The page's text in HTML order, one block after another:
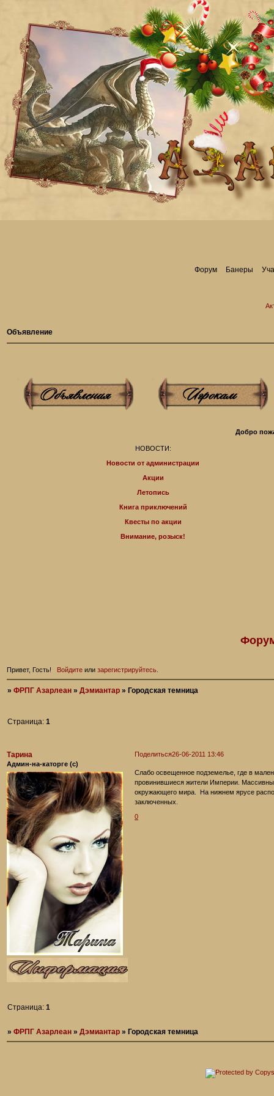
Форум Банеры
Объявление
Добро
НОВОСТИ:
Новости от администрации
Акции
Летопись
Книга приключений
Квесты по акции
Внимание, розыск!
Привет, Гость! Войдитеили зарегистрируйтесь.
»ФРПГ Азарлеан »Дэмиантар » Городская темница
Страница:1
Поделиться26-06-2011 13:46
Тарина
Админ-на-каторге (с)
Слабо освещенное подземелье, где в
провинившиеся жители Империи.
окружающего мира. На нижнем ярусе
заключенных.
0
Страница:1
»ФРПГ Азарлеан »Дэмиантар » Городская темница